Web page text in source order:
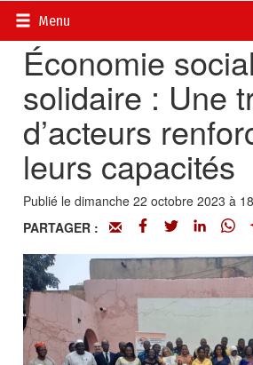
Menu
Accueil>
Économie
solidaire : Une
d’acteurs
leurs capacités
Publié le dimanche 22 octobre 2023 à
PARTAGER :